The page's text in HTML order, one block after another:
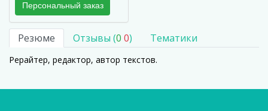
Персональный заказ
Резюме Отзывы (0 0) Тематики
Рерайтер, редактор, автор текстов.